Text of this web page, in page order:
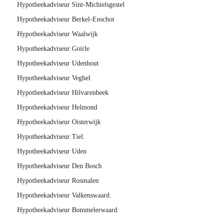
Hypotheekadviseur Sint-Michielsgestel
Hypotheekadviseur Berkel-Enschot
Hypotheekadviseur Waalwijk
Hypotheekadviseur Goirle
Hypotheekadviseur Udenhout
Hypotheekadviseur Veghel
Hypotheekadviseur Hilvarenbeek
Hypotheekadviseur Helmond
Hypotheekadviseur Oisterwijk
Hypotheekadviseur Tiel.
Hypotheekadviseur Uden
Hypotheekadviseur Den Bosch
Hypotheekadviseur Rosmalen
Hypotheekadviseur Valkenswaard.
Hypotheekadviseur Bommelerwaard